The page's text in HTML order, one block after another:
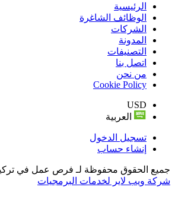
الرئيسية
الوظائف الشاغرة
الشركات
المدونة
التصنيفات
اتصل بنا
من نحن
Cookie Policy
USD
العربية
تسجيل الدخول
إنشاء حساب
جميع الحقوق محفوظة لـ فرص عمل في تركيا ©
شركة ويب لاير لخدمات البرمجيات